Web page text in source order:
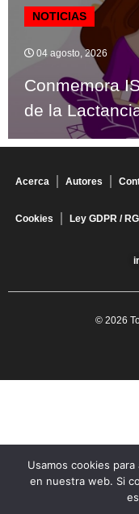
NOTICIAS
04 agosto, 2026
Conmemora
de la
Acerca Autores
Cookies Ley GDPR /
© 2026
Usamos cookies
en nuestra web. Si